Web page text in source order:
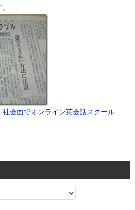
社会面でオンライン英会話スクール